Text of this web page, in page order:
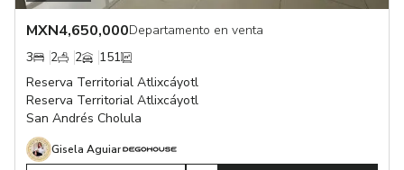
MXN4,650,000Departamento en venta
3
2 2
151
Reserva Territorial Atlixcáyotl
Reserva Territorial Atlixcáyotl
San Andrés Cholula
Gisela Aguiar